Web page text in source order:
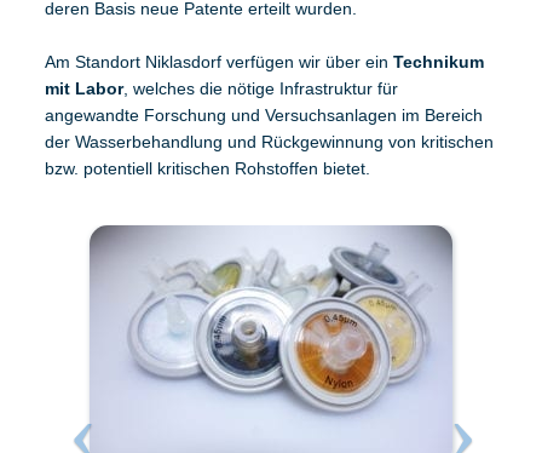
deren Basis neue Patente erteilt wurden.
Am Standort Niklasdorf verfügen wir über einTechnikum
mit Labor, welches die nötige Infrastruktur für
angewandte Forschung und Versuchsanlagen im Bereich
der Wasserbehandlung und Rückgewinnung von kritischen
bzw. potentiell kritischen Rohstoffen bietet.